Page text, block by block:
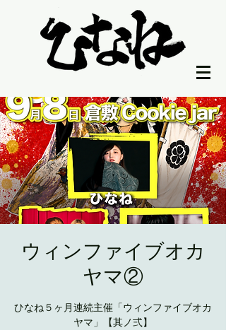
ウィンファイブオカ
ヤマ②
ひなね５ヶ月連続主催「ウィンファイブオカ
ヤマ」【其ノ弍】